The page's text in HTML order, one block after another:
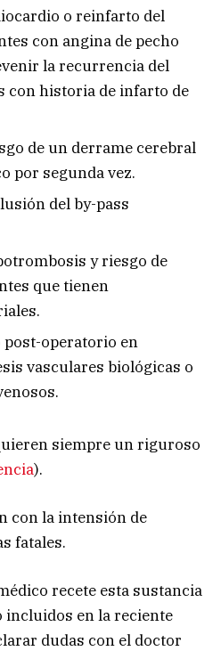
o reinfarto del
con angina de pecho
la recurrencia del
con historia de infarto de
de un derrame cerebral
por segunda vez.
del by-pass
y riesgo de
que tienen
operatorio en
vasculares biológicas o
siempre un riguroso
).
con la intensión de
fatales.
recete esta sustancia
incluidos en la reciente
dudas con el doctor